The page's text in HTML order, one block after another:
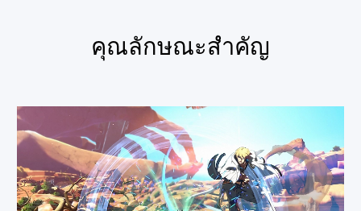
คุณลักษณะสำคัญ